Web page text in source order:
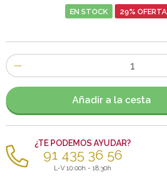
EN STOCK 29% OFERTA
Número
de
artículos
Añadir a la cesta
¿TE PODEMOS AYUDAR?
91 435 36 56
L-V 10:00h - 18:30h